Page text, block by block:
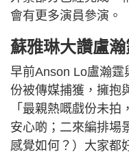
會有更多演員參演。
蘇雅琳大讚盧
早前Anson Lo盧瀚
份被傳媒捕獲，擁抱
「最親熱嘅戲份未
安心啲；二來編排場
感覺如何？）大家都